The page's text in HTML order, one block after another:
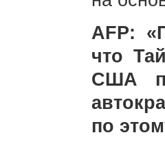
AFP:
что
США
по